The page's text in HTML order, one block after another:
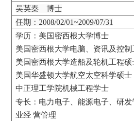
吴英秦 博士
任期： 2008/02/01~2009/07/31
学历： 美国密西根大学博士
美国密西根大学电脑、资讯及控
美国密西根大学造船及轮机工程硕
美国华盛顿大学航空太空科学硕士
中正理工学院机械工程学士
专长： 电力电子、能源电子、研
业经 营管理